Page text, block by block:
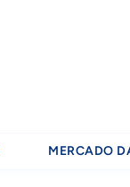
MERCADO